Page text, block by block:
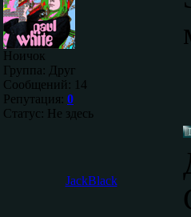
Ноичок
Группа: Друг
Сообщений: 14
Репутация: 0
Статус: Не здесь
JackBlack